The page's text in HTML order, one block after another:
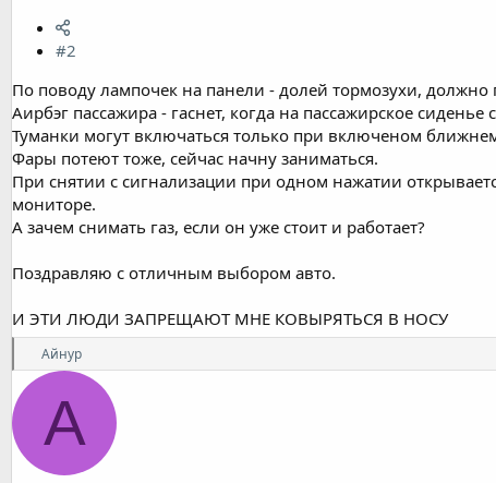
#2
По поводу лампочек на панели - долей тормозухи, должно
Аирбэг пассажира - гаснет, когда на пассажирское
Туманки могут включаться только при включеном
Фары потеют тоже, сейчас начну заниматься.
При снятии с сигнализации при одном нажатии
мониторе.
А зачем снимать газ, если он уже стоит и работает?
Поздравляю с отличным выбором авто.
И ЭТИ ЛЮДИ ЗАПРЕЩАЮТ МНЕ КОВЫРЯТЬСЯ В НОСУ
Р
е
и
:
Айнур
A